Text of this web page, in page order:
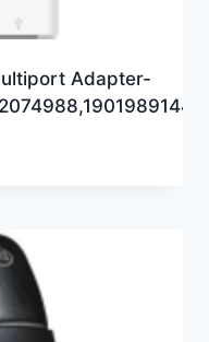
Adapter-